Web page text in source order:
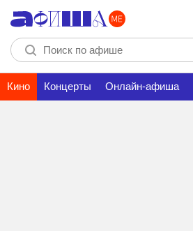
Кино Концерты Онлайн-афиша